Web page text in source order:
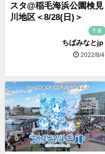
スタ@稲毛海浜公園検見
川地区＜8/28(日)＞
千葉
ちばみなとjp
2022/8/4